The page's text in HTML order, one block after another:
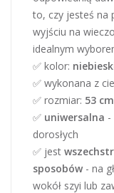
to, czy jesteś na
wyjściu na
idealnym
✅ kolor:
✅ wykonana z
✅ rozmiar: 53
✅ uniwersalna -
dorosłych
✅ jest
sposobów - na
wokół szyi lub